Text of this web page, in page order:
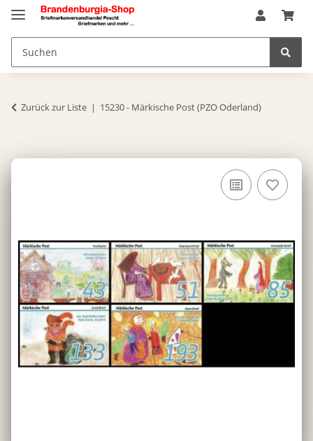
Zurück zur Liste 15230 - Märkische Post (PZO Oderland)